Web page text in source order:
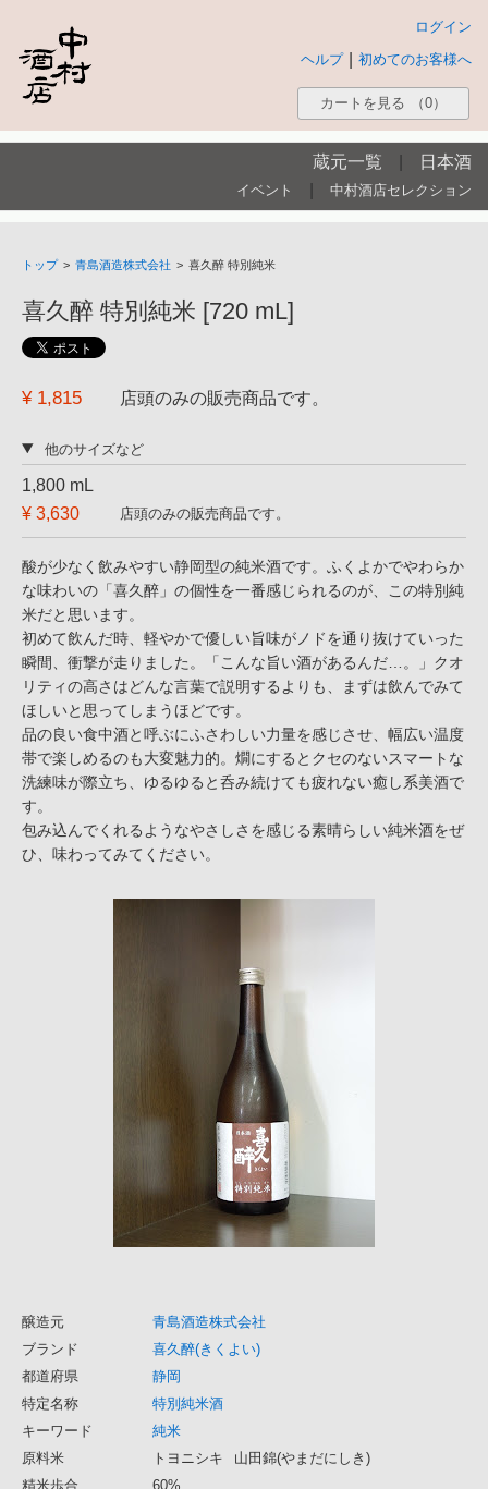
ログイン
初めてのお客様へ
ヘルプ
カートを見る （0）
蔵元一覧 日本酒
イベント 中村酒店セレクション
トップ > 青島酒造株式会社 > 喜久醉 特別純米
喜久醉 特別純米 [720 mL]
¥ 1,815 店頭のみの販売商品です。
他のサイズなど
1,800 mL
¥ 3,630
店頭のみの販売商品です。
酸が少なく飲みやすい静岡型の純米酒です。ふくよかでやわらか
な味わいの「喜久醉」の個性を一番感じられるのが、この特別純
米だと思います。
初めて飲んだ時、軽やかで優しい旨味がノドを通り抜けていった
瞬間、衝撃が走りました。「こんな旨い酒があるんだ…。」クオ
リティの高さはどんな言葉で説明するよりも、まずは飲んでみて
ほしいと思ってしまうほどです。
品の良い食中酒と呼ぶにふさわしい力量を感じさせ、幅広い温度
帯で楽しめるのも大変魅力的。燗にするとクセのないスマートな
洗練味が際立ち、ゆるゆると呑み続けても疲れない癒し系美酒で
す。
包み込んでくれるようなやさしさを感じる素晴らしい純米酒をぜ
ひ、味わってみてください。
醸造元
青島酒造株式会社
ブランド
喜久醉(きくよい)
都道府県
静岡
特定名称
特別純米酒
キーワード
純米
原料米
トヨニシキ
山田錦(やまだにしき)
精米歩合
60%